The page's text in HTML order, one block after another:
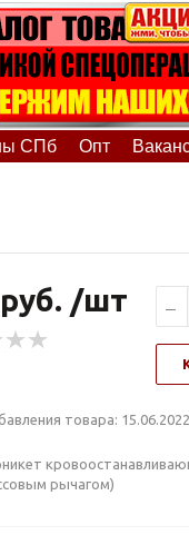
СПб Опт
/шт
товара: 15.06.2022
рычагом)